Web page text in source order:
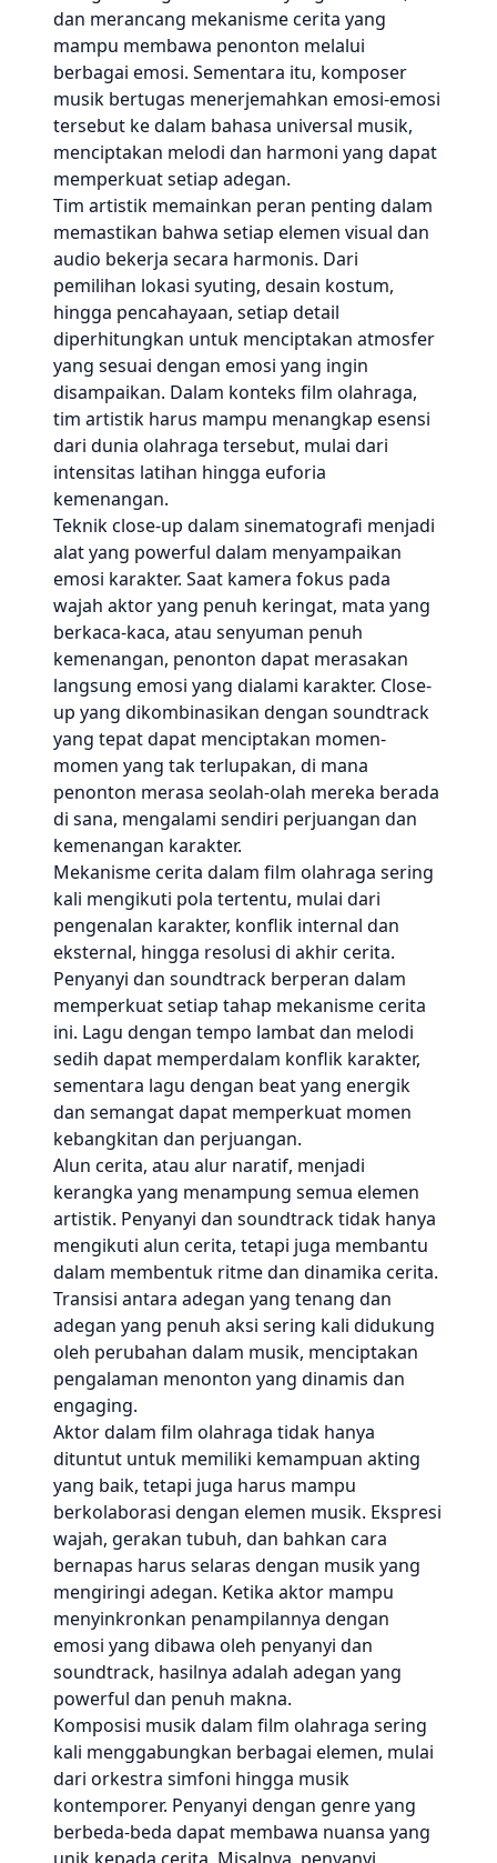
dan merancang mekanisme cerita yang
mampu membawa penonton melalui
berbagai emosi. Sementara itu, komposer
musik bertugas menerjemahkan emosi-emosi
tersebut ke dalam bahasa universal musik,
menciptakan melodi dan harmoni yang dapat
memperkuat setiap adegan.
Tim artistik memainkan peran penting dalam
memastikan bahwa setiap elemen visual dan
audio bekerja secara harmonis. Dari
pemilihan lokasi syuting, desain kostum,
hingga pencahayaan, setiap detail
diperhitungkan untuk menciptakan atmosfer
yang sesuai dengan emosi yang ingin
disampaikan. Dalam konteks film olahraga,
tim artistik harus mampu menangkap esensi
dari dunia olahraga tersebut, mulai dari
intensitas latihan hingga euforia
kemenangan.
Teknik close-up dalam sinematografi menjadi
alat yang powerful dalam menyampaikan
emosi karakter. Saat kamera fokus pada
wajah aktor yang penuh keringat, mata yang
berkaca-kaca, atau senyuman penuh
kemenangan, penonton dapat merasakan
langsung emosi yang dialami karakter. Close-
up yang dikombinasikan dengan soundtrack
yang tepat dapat menciptakan momen-
momen yang tak terlupakan, di mana
penonton merasa seolah-olah mereka berada
di sana, mengalami sendiri perjuangan dan
kemenangan karakter.
Mekanisme cerita dalam film olahraga sering
kali mengikuti pola tertentu, mulai dari
pengenalan karakter, konflik internal dan
eksternal, hingga resolusi di akhir cerita.
Penyanyi dan soundtrack berperan dalam
memperkuat setiap tahap mekanisme cerita
ini. Lagu dengan tempo lambat dan melodi
sedih dapat memperdalam konflik karakter,
sementara lagu dengan beat yang energik
dan semangat dapat memperkuat momen
kebangkitan dan perjuangan.
Alun cerita, atau alur naratif, menjadi
kerangka yang menampung semua elemen
artistik. Penyanyi dan soundtrack tidak hanya
mengikuti alun cerita, tetapi juga membantu
dalam membentuk ritme dan dinamika cerita.
Transisi antara adegan yang tenang dan
adegan yang penuh aksi sering kali didukung
oleh perubahan dalam musik, menciptakan
pengalaman menonton yang dinamis dan
engaging.
Aktor dalam film olahraga tidak hanya
dituntut untuk memiliki kemampuan akting
yang baik, tetapi juga harus mampu
berkolaborasi dengan elemen musik. Ekspresi
wajah, gerakan tubuh, dan bahkan cara
bernapas harus selaras dengan musik yang
mengiringi adegan. Ketika aktor mampu
menyinkronkan penampilannya dengan
emosi yang dibawa oleh penyanyi dan
soundtrack, hasilnya adalah adegan yang
powerful dan penuh makna.
Komposisi musik dalam film olahraga sering
kali menggabungkan berbagai elemen, mulai
dari orkestra simfoni hingga musik
kontemporer. Penyanyi dengan genre yang
berbeda-beda dapat membawa nuansa yang